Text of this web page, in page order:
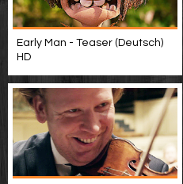
Early Man - Teaser (Deutsch)
HD